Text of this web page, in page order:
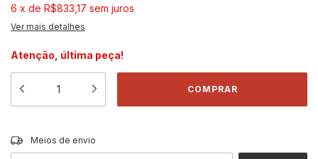
6 x de R$833,17 sem juros
Ver mais detalhes
Atenção, última peça!
Entregas para o CEP:
Meios de envio